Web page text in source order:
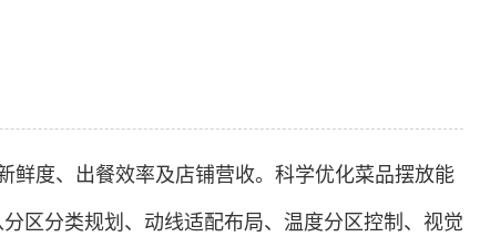
鲜度、出餐效率及店铺营收。科学优化菜品摆放能
区分类规划、动线适配布局、温度分区控制、视觉